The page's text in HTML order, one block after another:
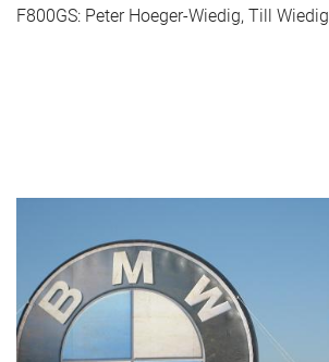
F800GS: Peter Hoeger-Wiedig, Till Wiedig